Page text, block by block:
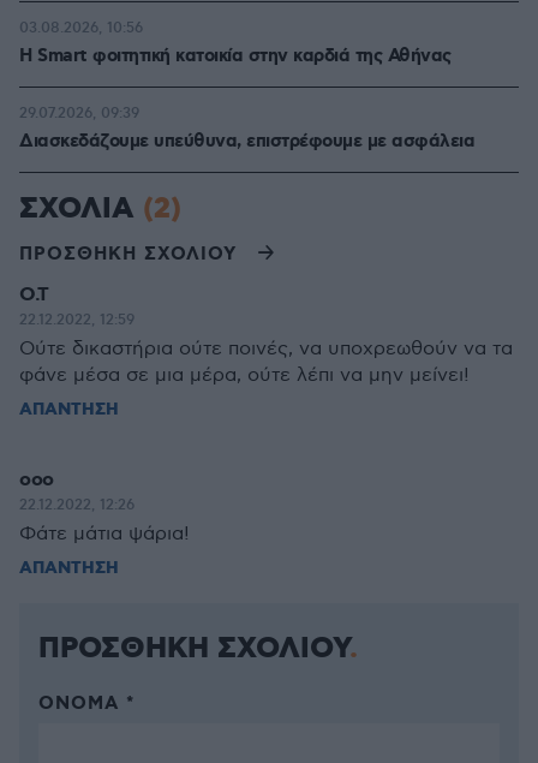
Η Smart φοιτητική κατοικία στην καρδιά της Αθήνας
03.08.2026, 10:56
Διασκεδάζουμε υπεύθυνα, επιστρέφουμε με ασφάλεια
29.07.2026, 09:39
ΣΧΟΛΙΑ (2)
ΠΡΟΣΘΗΚΗ ΣΧΟΛΙΟΥ
Ο.Τ
22.12.2022, 12:59
Ούτε δικαστήρια ούτε ποινές, να υποχρεωθούν να τα
φάνε μέσα σε μια μέρα, ούτε λέπι να μην μείνει!
ΑΠΑΝΤΗΣΗ
οοο
22.12.2022, 12:26
Φάτε μάτια ψάρια!
ΑΠΑΝΤΗΣΗ
ΠΡΟΣΘΗΚΗ ΣΧΟΛΙΟΥ
ΌΝΟΜΑ *